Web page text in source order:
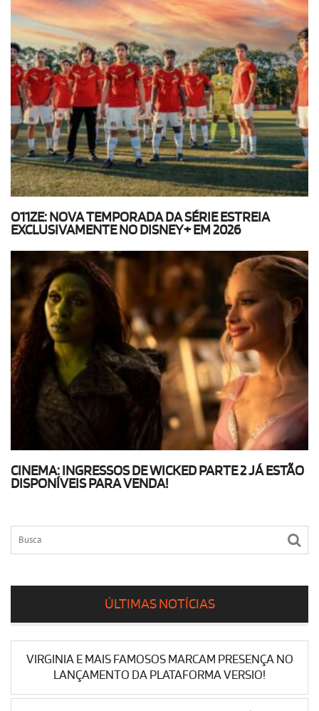
O11ZE: NOVA TEMPORADA DA SÉRIE ESTREIA
EXCLUSIVAMENTE NO DISNEY+ EM 2026
CINEMA: INGRESSOS DE WICKED PARTE 2 JÁ ESTÃO
DISPONÍVEIS PARA VENDA!
ÚLTIMAS NOTÍCIAS
VIRGINIA E MAIS FAMOSOS MARCAM PRESENÇA NO
LANÇAMENTO DA PLATAFORMA VERSIO!